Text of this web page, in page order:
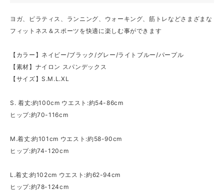
ヨガ、ピラティス、ランニング、ウォーキング、筋トレなどさまざまな
フィットネス＆スポーツを快適に楽しむ事ができます
【カラー】ネイビー/ブラック/グレー/ライトブルー/パープル
【素材】ナイロン スパンデックス
【サイズ】S.M.L.XL
S. 着丈:約100cm ウエスト:約54-86cm
ヒップ:約70-116cm
M.着丈:約101cm ウエスト:約58-90cm
ヒップ:約74-120cm
L.着丈:約102cm ウエスト:約62-94cm
ヒップ:約78-124cm